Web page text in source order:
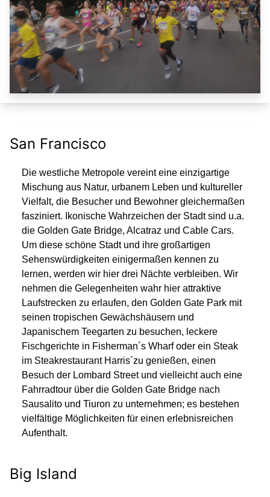
San Francisco
Die westliche Metropole vereint eine einzigartige
Mischung aus Natur, urbanem Leben und kultureller
Vielfalt, die Besucher und Bewohner gleichermaßen
fasziniert. Ikonische Wahrzeichen der Stadt sind u.a.
die Golden Gate Bridge, Alcatraz und Cable Cars.
Um diese schöne Stadt und ihre großartigen
Sehenswürdigkeiten einigermaßen kennen zu
lernen, werden wir hier drei Nächte verbleiben. Wir
nehmen die Gelegenheiten wahr hier attraktive
Laufstrecken zu erlaufen, den Golden Gate Park mit
seinen tropischen Gewächshäusern und
Japanischem Teegarten zu besuchen, leckere
Fischgerichte in Fisherman´s Wharf oder ein Steak
im Steakrestaurant Harris´zu genießen, einen
Besuch der Lombard Street und vielleicht auch eine
Fahrradtour über die Golden Gate Bridge nach
Sausalito und Tiuron zu unternehmen; es bestehen
vielfältige Möglichkeiten für einen erlebnisreichen
Aufenthalt.
Big Island